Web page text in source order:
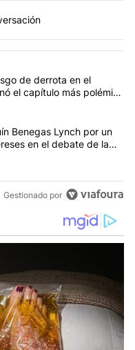
comentarios en los
de Tierras: ante el
de derrota en el
el capítulo más polémico
Tullio impugnó a
Benegas Lynch por un
en el debate de la
Gestionado por